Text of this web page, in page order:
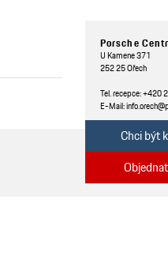
Porsche
U Kamene 371
252 25 Ořech
Tel. recepce: +420
E-Mail:
Chci být